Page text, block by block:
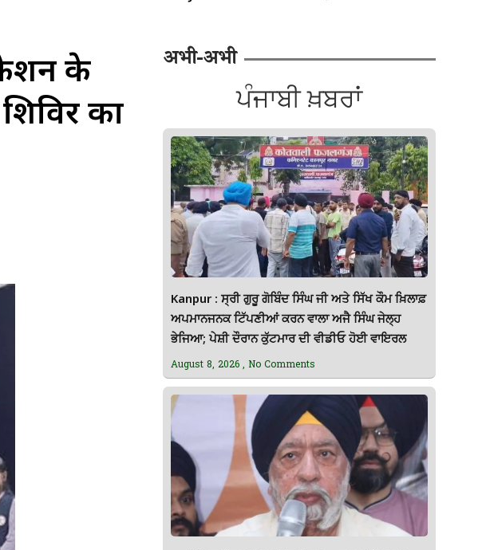
के
का
अभी-अभी
ਪੰਜਾਬੀ ਖ਼ਬਰਾਂ
Kanpur : ਸ੍ਰੀ ਗੁਰੂ ਗੋਬਿੰਦ ਸਿੰਘ ਜੀ ਅਤੇ ਸਿੱਖ ਕੌਮ ਖ਼ਿਲਾਫ਼
ਅਪਮਾਨਜਨਕ ਟਿੱਪਣੀਆਂ ਕਰਨ ਵਾਲਾ ਅਜੈ ਸਿੰਘ ਜੇਲ੍ਹ
ਭੇਜਿਆ; ਪੇਸ਼ੀ ਦੌਰਾਨ ਕੁੱਟਮਾਰ ਦੀ ਵੀਡੀਓ ਹੋਈ ਵਾਇਰਲ
August 8, 2026 No Comments